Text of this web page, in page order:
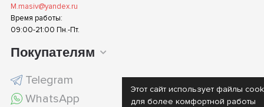
Этот сайт использует файлы
для более комфортной работы
M.masiv@yandex.ru
Время работы:
09:00-21:00 Пн.-Пт.
Покупателям
Telegram
WhatsApp